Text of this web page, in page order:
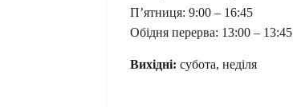
П’ятниця: 9:00 – 16:45
Обідня перерва: 13:00 – 13:45
Вихідні: субота, неділя